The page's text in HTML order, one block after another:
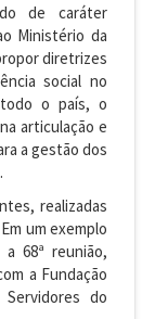
de caráter
Ministério da
diretrizes
social no
o país, o
articulação e
a gestão dos
realizadas
um exemplo
68ª reunião,
a Fundação
do